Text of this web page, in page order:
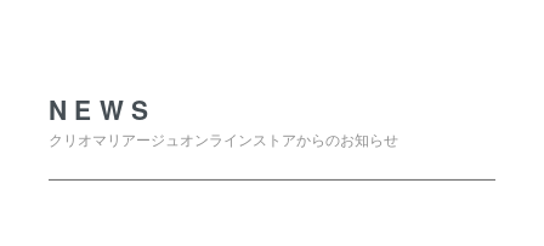
NEWS
クリオマリアージュオンラインストアからのお知らせ